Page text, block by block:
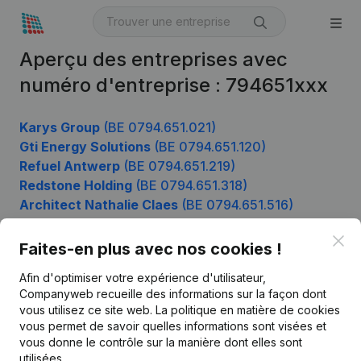
Aperçu des entreprises avec
numéro d'entreprise : 794651xxx
Karys Group (BE 0794.651.021)
Gti Energy Solutions (BE 0794.651.120)
Refuel Antwerp (BE 0794.651.219)
Redstone Holding (BE 0794.651.318)
Architect Nathalie Claes (BE 0794.651.516)
Faites-en plus avec nos cookies !
Afin d'optimiser votre expérience d'utilisateur,
Companyweb recueille des informations sur la façon dont
vous utilisez ce site web. La politique en matière de cookies
vous permet de savoir quelles informations sont visées et
vous donne le contrôle sur la manière dont elles sont
utilisées.
Français
Informations d’entreprise
Monitoring